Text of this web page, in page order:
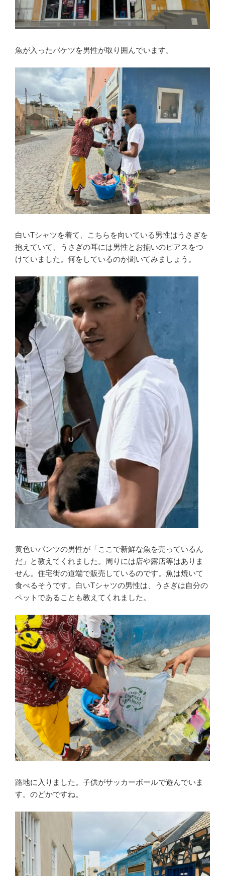
魚が入ったバケツを男性が取り囲んでいます。
白いTシャツを着て、こちらを向いている男性はうさぎを
抱えていて、うさぎの耳には男性とお揃いのピアスをつ
けていました。何をしているのか聞いてみましょう。
黄色いパンツの男性が「ここで新鮮な魚を売っているん
だ」と教えてくれました。周りには店や露店等はありま
せん。住宅街の道端で販売しているのです。魚は焼いて
食べるそうです。白いTシャツの男性は、うさぎは自分の
ペットであることも教えてくれました。
路地に入りました。子供がサッカーボールで遊んでいま
す。のどかですね。